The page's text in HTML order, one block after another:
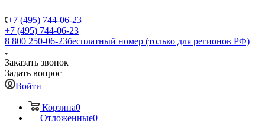
+7 (495) 744-06-23
+7 (495) 744-06-23
8 800 250-06-23бесплатный номер (только для регионов РФ)
Заказать звонок
Задать вопрос
Войти
Корзина0
Отложенные0